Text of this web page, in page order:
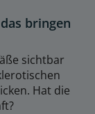
bringen
sichtbar
Hat die